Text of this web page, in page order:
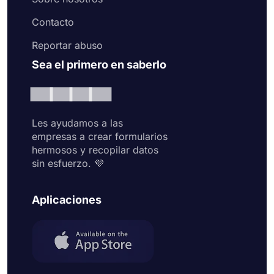
Contacto
Reportar abuso
Sea el primero en saberlo
Les ayudamos a las
empresas a crear formularios
hermosos y recopilar datos
sin esfuerzo. 💜
Aplicaciones